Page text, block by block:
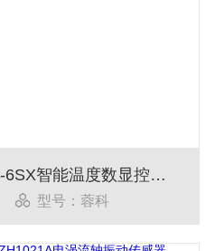
蓉科RK-6SX智能温度数显控制仪
型号：蓉科